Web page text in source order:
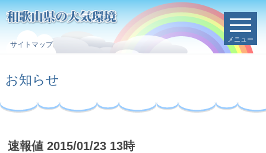
サイトマップ
メニュー
お知らせ
速報値 2015/01/23 13時